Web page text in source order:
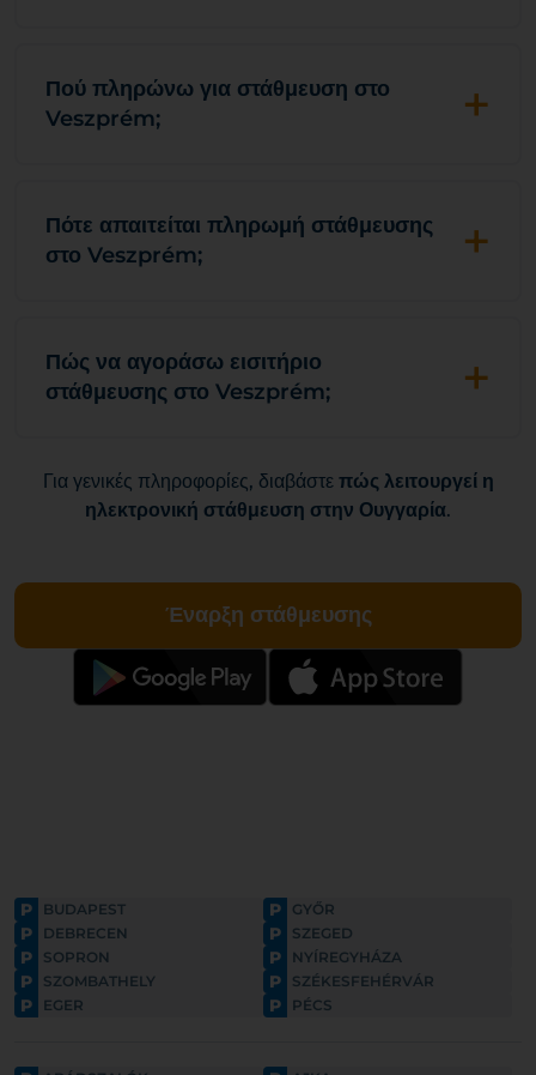
Πού πληρώνω για στάθμευση στο
Veszprém;
+
Πότε απαιτείται πληρωμή στάθμευσης
στο Veszprém;
+
Πώς να αγοράσω εισιτήριο
στάθμευσης στο Veszprém;
+
Για γενικές πληροφορίες, διαβάστε πώς λειτουργεί η
ηλεκτρονική στάθμευση στην Ουγγαρία.
Έναρξη στάθμευσης
P BUDAPEST P GYŐR
P DEBRECEN P SZEGED
P SOPRON P NYÍREGYHÁZA
P SZOMBATHELY P SZÉKESFEHÉRVÁR
P EGER P PÉCS